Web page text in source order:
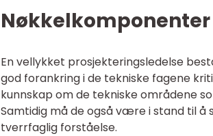
En vellykket prosjekteringsledelse
god forankring i de tekniske fagene
kunnskap om de tekniske områdene
Samtidig må de også være i stand til
tverrfaglig forståelse.